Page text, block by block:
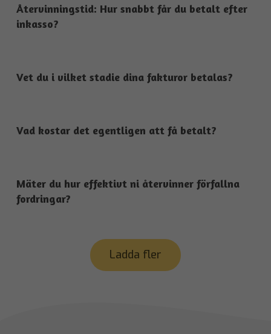
Återvinningstid: Hur snabbt får du betalt efter
inkasso?
Vet du i vilket stadie dina fakturor betalas?
Vad kostar det egentligen att få betalt?
Mäter du hur effektivt ni återvinner förfallna
fordringar?
Ladda fler